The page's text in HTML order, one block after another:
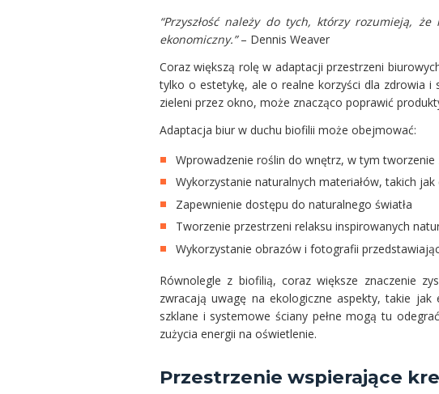
“Przyszłość należy do tych, którzy rozumieją,
ekonomiczny.”– Dennis Weaver
Coraz większą rolę w adaptacji przestrzeni
tylko o estetykę, ale o realne korzyści dla zdrowia
zieleni przez okno, może znacząco poprawić
Adaptacja biur w duchu biofilii może obejmować:
Wprowadzenie roślin do wnętrz, w tym tworzenie
Wykorzystanie naturalnych materiałów, takich
Zapewnienie dostępu do naturalnego światła
Tworzenie przestrzeni relaksu inspirowanych
Wykorzystanie obrazów i fotografii
Równolegle z biofilią, coraz większe znaczenie
zwracają uwagę na ekologiczne aspekty, takie jak
szklane i systemowe ściany pełne mogą tu
zużycia energii na oświetlenie.
Przestrzenie wspierające